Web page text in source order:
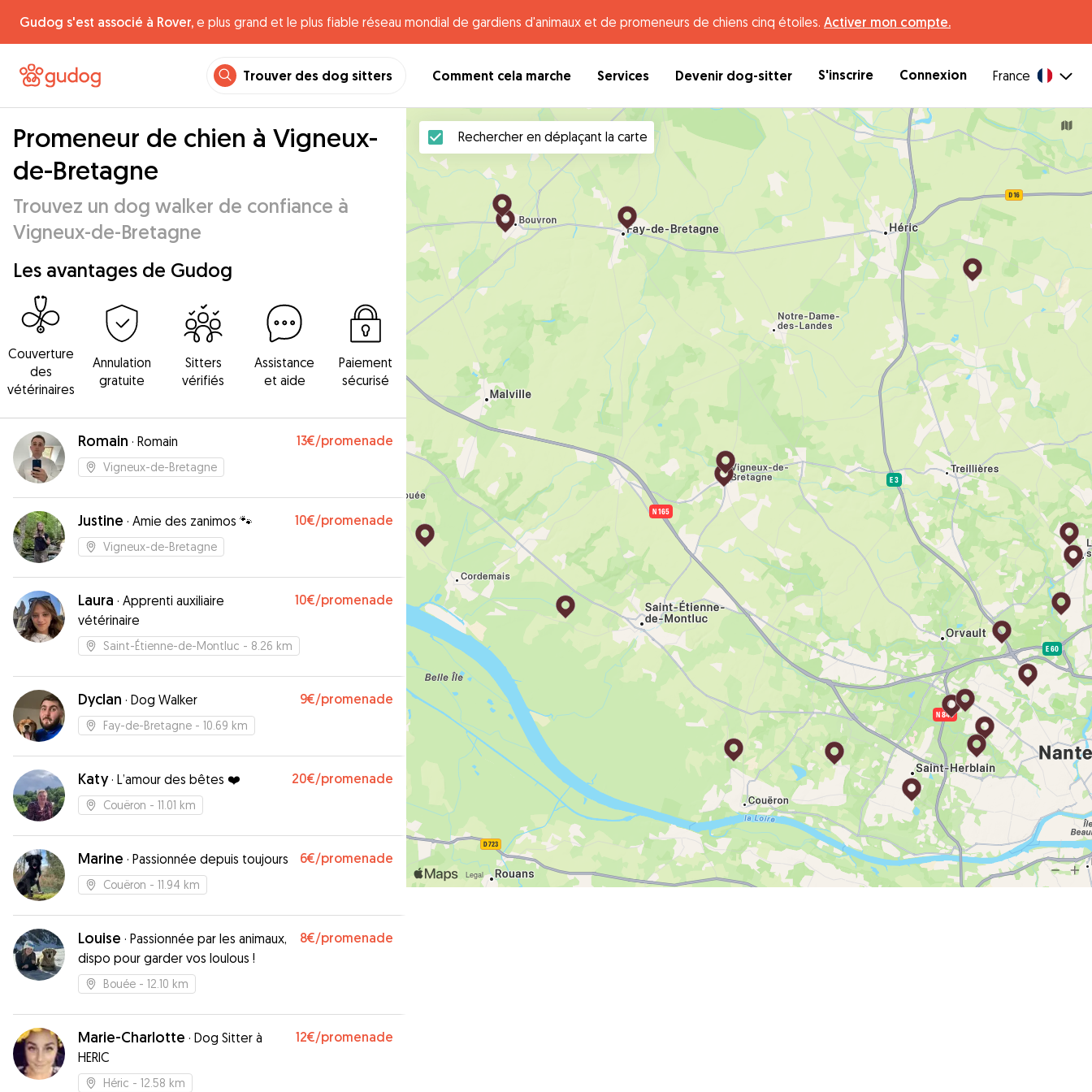
Gudog s'est associé à Rover, e plus grand et le plus fiable réseau mondial de gardiens d'animaux et de promeneurs de chiens cinq étoiles. Activer mon compte.
Trouver des dog sitters Comment cela marche Services Devenir dog-sitter S'inscrire Connexion France
Promeneur de chien à Vigneux-
de-Bretagne
Trouvez un dog walker de confiance à
Vigneux-de-Bretagne
Les avantages de Gudog
Couverture
des
vétérinaires
Annulation
gratuite
Sitters
vérifiés
Assistance
et aide
Paiement
sécurisé
Romain · Romain 13€/promenade
Vigneux-de-Bretagne
Justine · Amie des zanimos 🐾 10€/promenade
Vigneux-de-Bretagne
Laura · Apprenti auxiliaire
vétérinaire
10€/promenade
Saint-Étienne-de-Montluc - 8.26 km
Dyclan · Dog Walker 9€/promenade
Fay-de-Bretagne - 10.69 km
Katy· L’amour des bêtes ❤️ 20€/promenade
Couëron - 11.01 km
Marine · Passionnée depuis toujours 6€/promenade
Couëron - 11.94 km
Louise · Passionnée par les animaux,
dispo pour garder vos loulous !
8€/promenade
Bouée - 12.10 km
Marie-Charlotte · Dog Sitter à
HERIC
12€/promenade
Héric - 12.58 km
Rechercher en déplaçant la carte